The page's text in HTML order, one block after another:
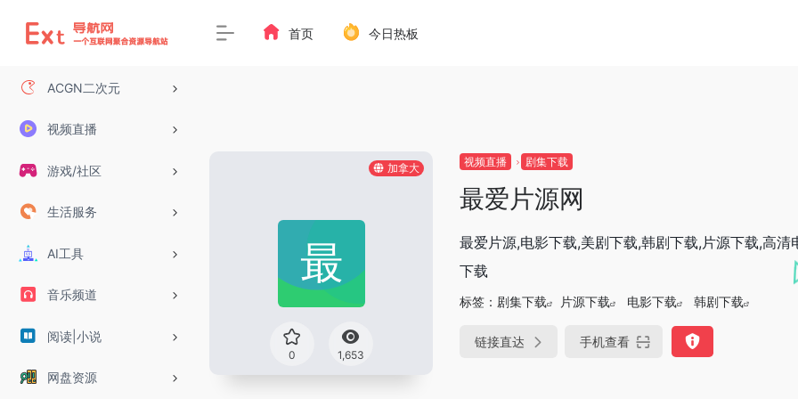
ACGN二次元
视频直播
游戏/社区
生活服务
AI工具
音乐频道
阅读|小说
网盘资源
首页 今日热板
加拿大
0 1,653
视频直播 剧集下载
最爱片源网
最爱片源,电影下载,美剧下载,韩剧下载,片源下载,高清
下载
标签： 剧集下载 片源下载 电影下载 韩剧下载
链接直达 手机查看